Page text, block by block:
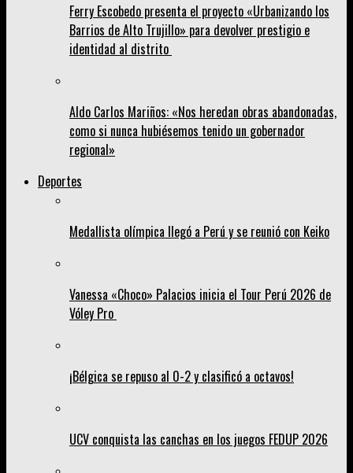
Ferry Escobedo presenta el proyecto «Urbanizando los
Barrios de Alto Trujillo» para devolver prestigio e
identidad al distrito
Aldo Carlos Mariños: «Nos heredan obras abandonadas,
como si nunca hubiésemos tenido un gobernador
regional»
Deportes
Medallista olímpica llegó a Perú y se reunió con Keiko
Vanessa «Choco» Palacios inicia el Tour Perú 2026 de
Vóley Pro
¡Bélgica se repuso al 0-2 y clasificó a octavos!
UCV conquista las canchas en los juegos FEDUP 2026